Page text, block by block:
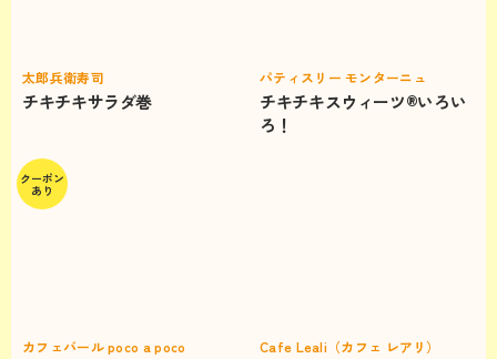
太郎兵衛寿司
チキチキサラダ巻
パティスリー モンターニュ
チキチキスウィーツ®いろい
ろ！
クーポン
あり
カフェバール poco a poco Cafe Leali（カフェ レアリ）